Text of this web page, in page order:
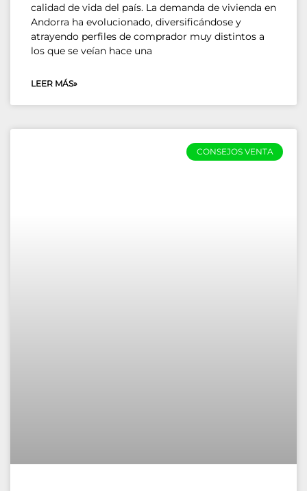
calidad de vida del país. La demanda de vivienda en
Andorra ha evolucionado, diversificándose y
atrayendo perfiles de comprador muy distintos a
los que se veían hace una
LEER MÁS»
CONSEJOS VENTA